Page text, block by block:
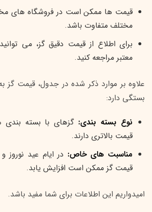
قیمت ها ممکن است در فروشگاه های
مختلف متفاوت باشد.
برای اطلاع از قیمت دقیق گز، می
معتبر مراجعه کنید.
علاوه بر موارد ذکر شده در جدول، قیمت گز
بستگی دارد:
نوع بسته بندی: گزهای با بسته
قیمت بالاتری دارند.
مناسبت های خاص: در ایام عید نوروز
قیمت گز ممکن است افزایش یابد.
امیدواریم این اطلاعات برای شما مفید باشد.